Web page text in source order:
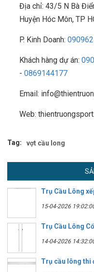
Địa chỉ: 43/5 N Bà
Huyện Hóc Môn, TP
P. Kinh Doanh:
Khách hàng dự án:
- 0869144177
Email:
Web:
Tag: vợt cầu long
Trụ Cầu Lông
15-04-2026
Trụ Cầu Lông
14-04-2026
Trụ cầu lông thi